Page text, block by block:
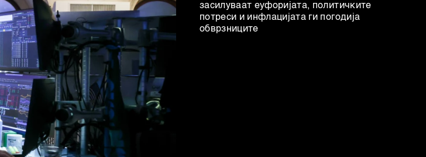
засилуваат еуфоријата, политичките
потреси и инфлацијата ги погодија
обврзниците